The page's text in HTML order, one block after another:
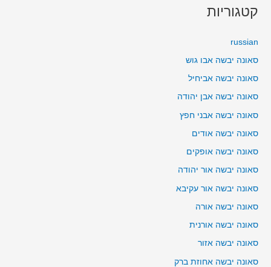
קטגוריות
russian
סאונה יבשה אבו גוש
סאונה יבשה אביחיל
סאונה יבשה אבן יהודה
סאונה יבשה אבני חפץ
סאונה יבשה אודים
סאונה יבשה אופקים
סאונה יבשה אור יהודה
סאונה יבשה אור עקיבא
סאונה יבשה אורה
סאונה יבשה אורנית
סאונה יבשה אזור
סאונה יבשה אחוזת ברק